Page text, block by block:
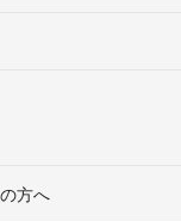
方へ